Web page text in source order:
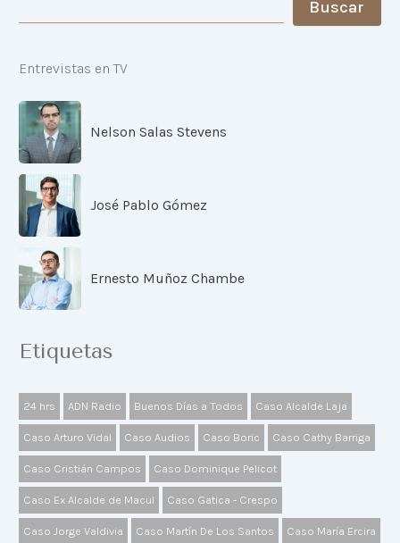
Buscar
Entrevistas en TV
Nelson Salas Stevens
José Pablo Gómez
Ernesto Muñoz Chambe
Etiquetas
24 hrs ADN Radio Buenos Días a Todos Caso Alcalde Laja
Caso Arturo Vidal Caso Audios Caso Boric Caso Cathy Barriga
Caso Cristián Campos Caso Dominique Pelicot
Caso Ex Alcalde de Macul Caso Gatica - Crespo
Caso Jorge Valdivia Caso Martín De Los Santos Caso María Ercira